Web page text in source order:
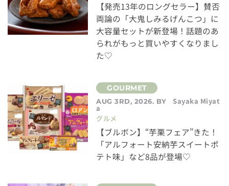
【発売13年のロングセラー】賛否
両論の「大鬼しみるげんこつ」に
大容量セットが新登場！話題のあ
られがもっと買いやすくなりまし
た♡
AUG 3RD, 2026. BY Sayaka Miyat
a
グルメ
【ブルボン】“芋栗フェア”きた！
「アルフォート安納芋スイートポ
テト味」など8品が登場♡